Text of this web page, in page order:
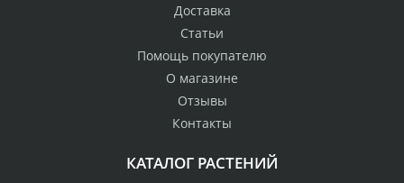
Доставка
Статьи
Помощь покупателю
О магазине
Отзывы
Контакты
КАТАЛОГ РАСТЕНИЙ